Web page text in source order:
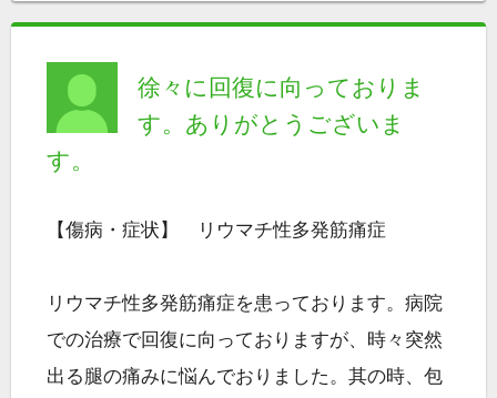
徐々に回復に向っておりま
す。ありがとうございま
す。
【傷病・症状】 リウマチ性多発筋痛症
リウマチ性多発筋痛症を患っております。病院
での治療で回復に向っておりますが、時々突然
出る腿の痛みに悩んでおりました。其の時、包